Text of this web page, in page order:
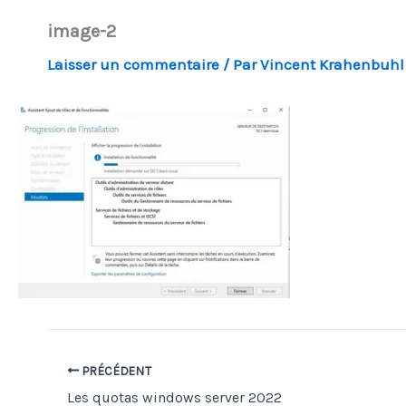
image-2
Laisser un commentaire / ParVincent Krahenbuhl
PRÉCÉDENT
Les quotas windows server 2022